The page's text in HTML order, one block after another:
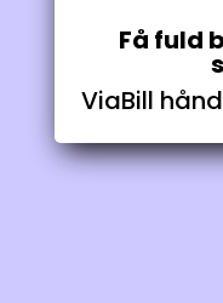
Få fuld
ViaBill